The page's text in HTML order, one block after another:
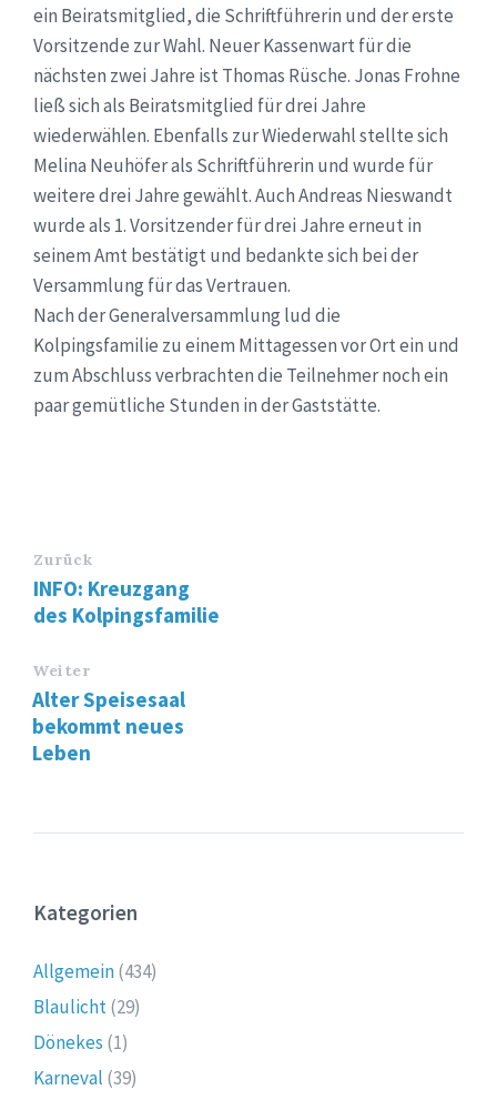
ein Beiratsmitglied, die Schriftführerin und der erste
Vorsitzende zur Wahl. Neuer Kassenwart für die
nächsten zwei Jahre ist Thomas Rüsche. Jonas Frohne
ließ sich als Beiratsmitglied für drei Jahre
wiederwählen. Ebenfalls zur Wiederwahl stellte sich
Melina Neuhöfer als Schriftführerin und wurde für
weitere drei Jahre gewählt. Auch Andreas Nieswandt
wurde als 1. Vorsitzender für drei Jahre erneut in
seinem Amt bestätigt und bedankte sich bei der
Versammlung für das Vertrauen.
Nach der Generalversammlung lud die
Kolpingsfamilie zu einem Mittagessen vor Ort ein und
zum Abschluss verbrachten die Teilnehmer noch ein
paar gemütliche Stunden in der Gaststätte.
Zurück
INFO: Kreuzgang
des Kolpingsfamilie
Weiter
Alter Speisesaal
bekommt neues
Leben
Kategorien
Allgemein(434)
Blaulicht(29)
Dönekes (1)
Karneval (39)